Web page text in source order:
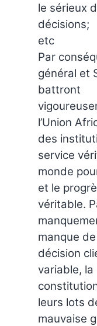
le sérieux
décisions;
etc
Par
général et
battront
l’Union
des
service
monde
et le
véritable.
manque
décision
variable,
leurs lots
mauvaise